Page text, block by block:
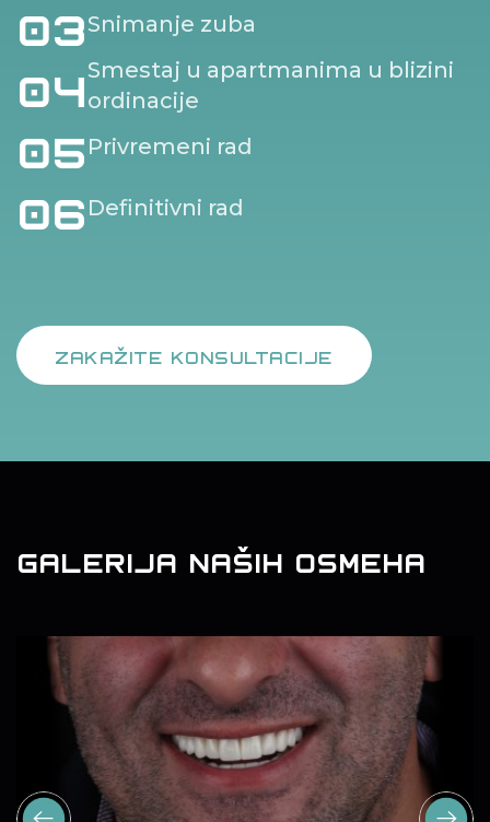
03Snimanje zuba
04Smestaj u apartmanima u blizini
ordinacije
05 Privremeni rad
06 Definitivni rad
ZAKAŽITE KONSULTACIJE
GALERIJA NAŠIH OSMEHA